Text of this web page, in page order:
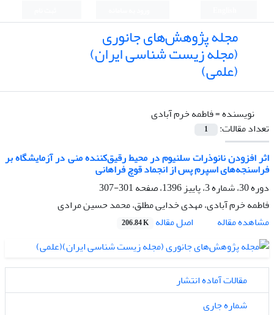
مجله پژوهش‌های جانوری
(مجله زیست شناسی ایران)
(علمی)
نویسنده =فاطمه خرم آبادی
تعداد مقالات:
1
اثر افزودن نانوذرات سلنیوم در محیط رقیق‌کننده منی در آزمایشگاه بر
فراسنجه‌های اسپرم پس از انجماد قوچ فراهانی
دوره 30، شماره 3، پاییز 1396، صفحه
301-307
فاطمه خرم آبادی، مهدی خدایی مطلق، محمد حسین مرادی
مشاهده مقاله
اصل مقاله 206.84 K
مقالات آماده انتشار
شماره جاری